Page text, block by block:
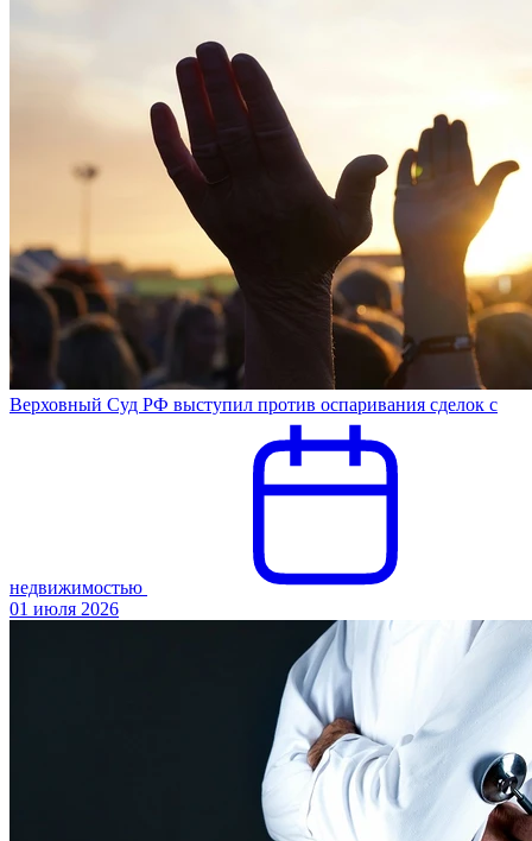
Верховный Суд РФ выступил против оспаривания сделок с
недвижимостью
01 июля 2026